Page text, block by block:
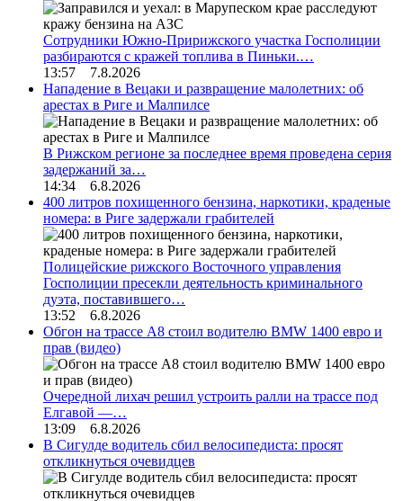
Сотрудники Южно-Пририжского участка Госполиции
разбираются с кражей топлива в Пиньки.…
13:57 7.8.2026
Нападение в Вецаки и развращение малолетних: об
арестах в Риге и Малпилсе
В Рижском регионе за последнее время проведена серия
задержаний за…
14:34 6.8.2026
400 литров похищенного бензина, наркотики, краденые
номера: в Риге задержали грабителей
Полицейские рижского Восточного управления
Госполиции пресекли деятельность криминального
дуэта, поставившего…
13:52 6.8.2026
Обгон на трассе А8 стоил водителю BMW 1400 евро и
прав (видео)
Очередной лихач решил устроить ралли на трассе под
Елгавой —…
13:09 6.8.2026
В Сигулде водитель сбил велосипедиста: просят
откликнуться очевидцев